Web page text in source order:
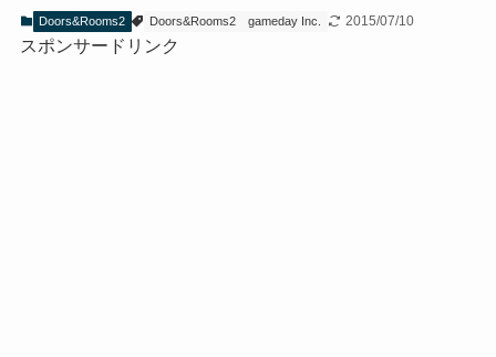
Doors&Rooms2 Doors&Rooms2 gameday Inc. 2015/07/10
スポンサードリンク